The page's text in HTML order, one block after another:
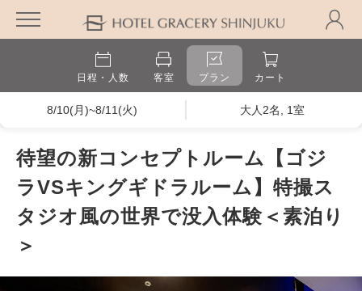
日程・人数 客室 プラン カート
8/10(月)~8/11(火) 大人2名, 1室
待望の新コンセプトルーム【ゴジ
ラVSキングギドラルーム】特撮ス
タジオ風の世界で没入体験＜素泊り
＞